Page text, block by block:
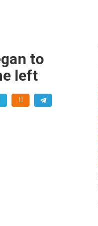
to
left